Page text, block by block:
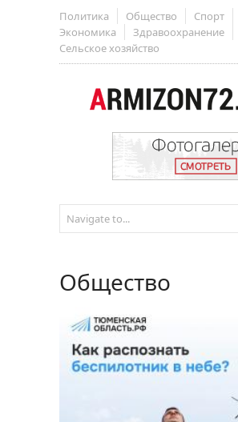
Политика Общество
Спорт
Экономика
Здравоохранение
Сельское хозяйство
Общество